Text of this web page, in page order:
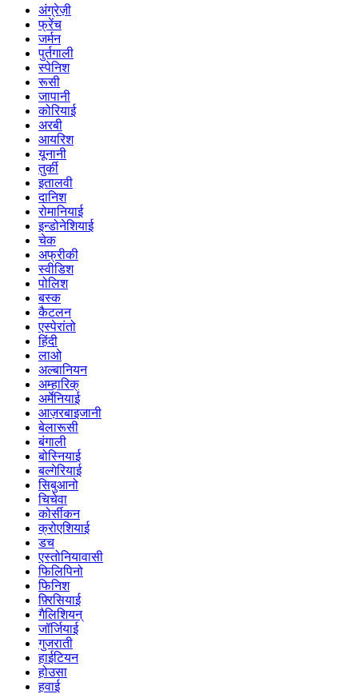
अंग्रेज़ी
फ्रेंच
जर्मन
पुर्तगाली
स्पेनिश
रूसी
जापानी
कोरियाई
अरबी
आयरिश
यूनानी
तुर्की
इतालवी
दानिश
रोमानियाई
इन्डोनेशियाई
चेक
अफ्रीकी
स्वीडिश
पोलिश
बस्क
कैटलन
एस्पेरांतो
हिंदी
लाओ
अल्बानियन
अम्हारिक्
अर्मेनियाई
आज़रबाइजानी
बेलारूसी
बंगाली
बोस्नियाई
बल्गेरियाई
सिबुआनो
चिचेवा
कोर्सीकन
क्रोएशियाई
डच
एस्तोनियावासी
फिलिपिनो
फिनिश
फ़्रिसियाई
गैलिशियन्
जॉर्जियाई
गुजराती
हाईटियन
होउसा
हवाई